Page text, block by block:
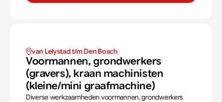
van Lelystad t/m Den Bosch
Voormannen, grondwerkers
(gravers), kraan machinisten
(kleine/mini graafmachine)
Diverse werkzaamheden voormannen, grondwerkers